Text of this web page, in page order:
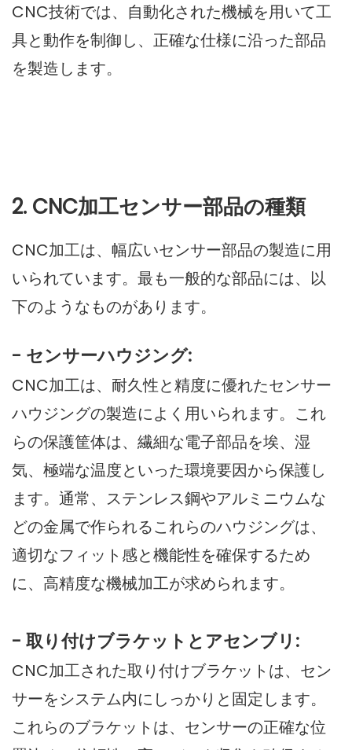
CNC技術では、自動化された機械を用いて工
具と動作を制御し、正確な仕様に沿った部品
を製造します。
2. CNC加工センサー部品の種類
CNC加工は、幅広いセンサー部品の製造に用
いられています。最も一般的な部品には、以
下のようなものがあります。
- センサーハウジング:
CNC加工は、耐久性と精度に優れたセンサー
ハウジングの製造によく用いられます。これ
らの保護筐体は、繊細な電子部品を埃、湿
気、極端な温度といった環境要因から保護し
ます。通常、ステンレス鋼やアルミニウムな
どの金属で作られるこれらのハウジングは、
適切なフィット感と機能性を確保するため
に、高精度な機械加工が求められます。
- 取り付けブラケットとアセンブリ:
CNC加工された取り付けブラケットは、セン
サーをシステム内にしっかりと固定します。
これらのブラケットは、センサーの正確な位